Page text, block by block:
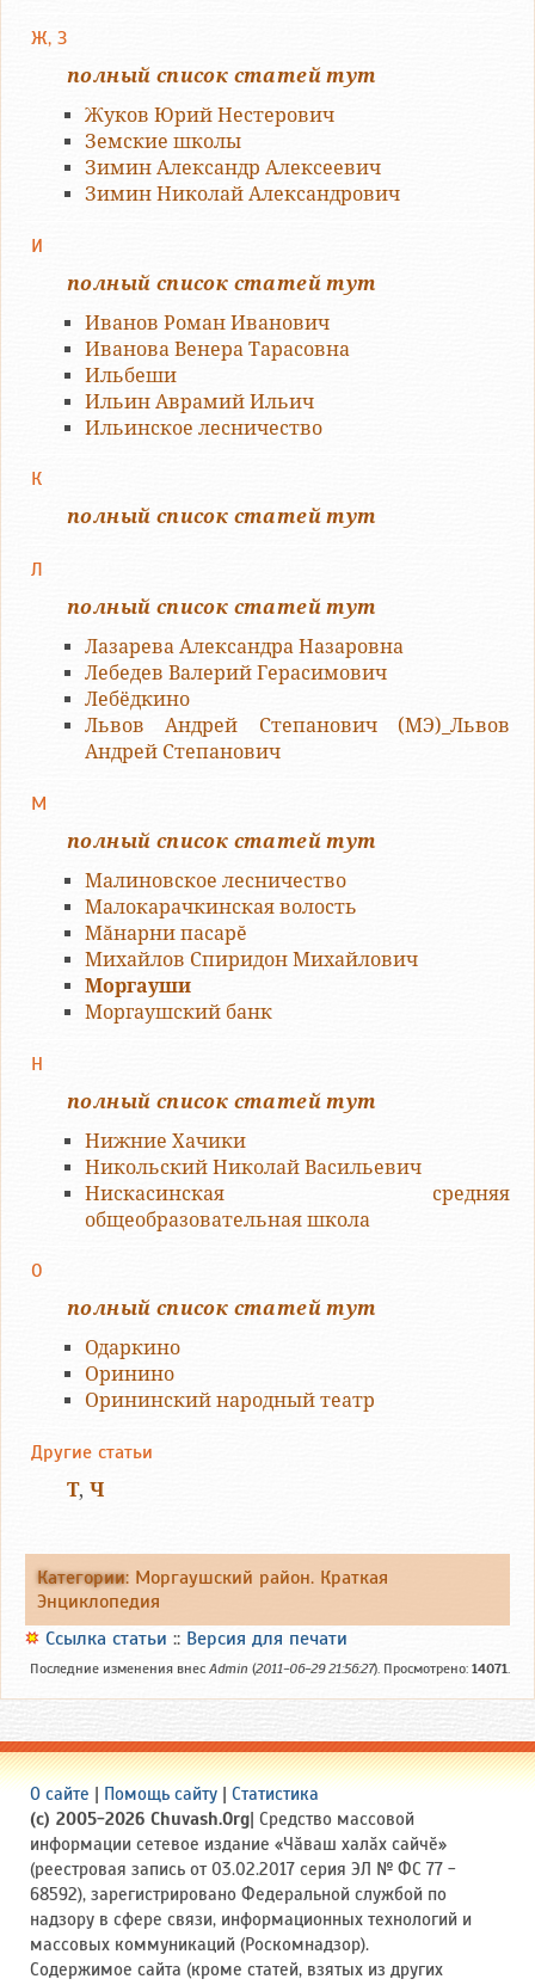
Ж, З
полный список статей тут
Жуков Юрий Нестерович
Земские школы
Зимин Александр Алексеевич
Зимин Николай Александрович
И
полный список статей тут
Иванов Роман Иванович
Иванова Венера Тарасовна
Ильбеши
Ильин Аврамий Ильич
Ильинское лесничество
К
полный список статей тут
Л
полный список статей тут
Лазарева Александра Назаровна
Лебедев Валерий Герасимович
Лебёдкино
Львов Андрей Степанович (МЭ)_Львов
Андрей Степанович
М
полный список статей тут
Малиновское лесничество
Малокарачкинская волость
Мăнарни пасарĕ
Михайлов Спиридон Михайлович
Моргауши
Моргаушский банк
Н
полный список статей тут
Нижние Хачики
Никольский Николай Васильевич
Нискасинская средняя
общеобразовательная школа
О
полный список статей тут
Одаркино
Оринино
Орининский народный театр
Другие статьи
Т,Ч
Категории: Моргаушский район. Краткая
Энциклопедия
Ссылка статьи :: Версия для печати
Последние изменения внес Admin (2011-06-29 21:56:27). Просмотрено: 14071.
О сайте | Помощь сайту | Статистика
(c) 2005-2026 Chuvash.Org| Средство массовой
информации сетевое издание «Чӑваш халӑх сайчӗ»
(реестровая запись от 03.02.2017 серия ЭЛ № ФС 77 -
68592), зарегистрировано Федеральной службой по
надзору в сфере связи, информационных технологий и
массовых коммуникаций (Роскомнадзор).
Содержимое сайта (кроме статей, взятых из других